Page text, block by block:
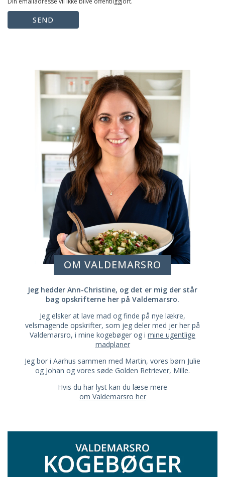
SEND
OM VALDEMARSRO
Jeg hedder Ann-Christine, og det er mig der står
bag opskrifterne her på Valdemarsro.
Jeg elsker at lave mad og finde på nye lækre,
velsmagende opskrifter, som jeg deler med jer her på
Valdemarsro, i mine kogebøger og i mine ugentlige
madplaner
Jeg bor i Aarhus sammen med Martin, vores børn Julie
og Johan og vores søde Golden Retriever, Mille.
Hvis du har lyst kan du læse mere
om Valdemarsro her